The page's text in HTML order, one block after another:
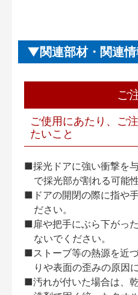
関連部材・関連
ご
ご使用にあたり、ご
たいこと
■採光ドアに強い衝撃を
で採光部が割れる可能
■ドアの開閉の際に指や
ださい。
■扉や把手にぶら下がっ
ないでください。
■ストーブ等の熱源を近
りや表面の歪みの原因
■汚れが付いた場合は、